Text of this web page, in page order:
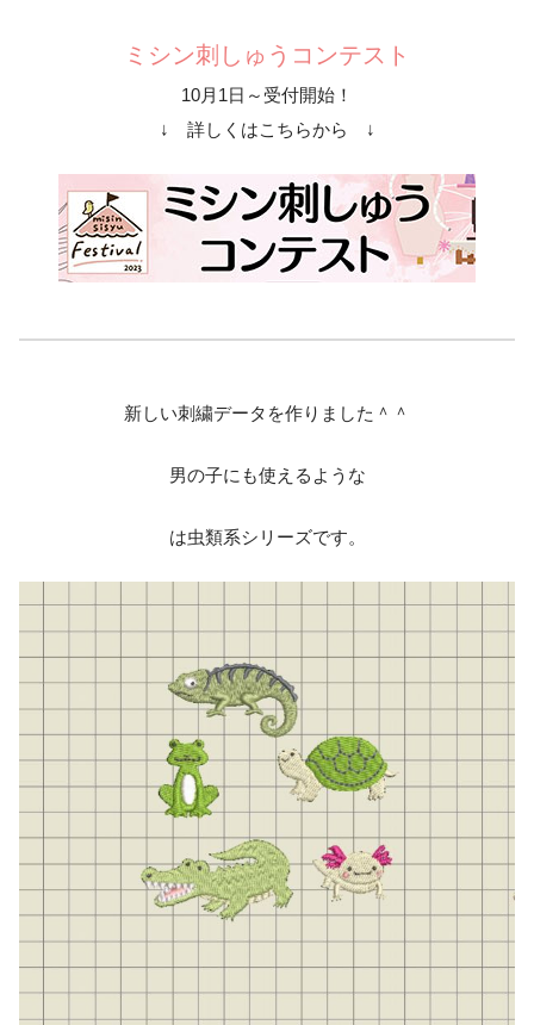
ミシン刺しゅうコンテスト
10月1日～受付開始！
↓ 詳しくはこちらから ↓
新しい刺繍データを作りました＾＾
男の子にも使えるような
は虫類系シリーズです。